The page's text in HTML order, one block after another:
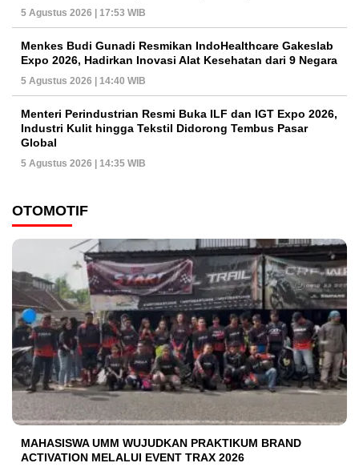
5 Agustus 2026 | 17:53 WIB
Menkes Budi Gunadi Resmikan IndoHealthcare Gakeslab
Expo 2026, Hadirkan Inovasi Alat Kesehatan dari 9 Negara
5 Agustus 2026 | 14:40 WIB
Menteri Perindustrian Resmi Buka ILF dan IGT Expo 2026,
Industri Kulit hingga Tekstil Didorong Tembus Pasar
Global
5 Agustus 2026 | 14:35 WIB
OTOMOTIF
MAHASISWA UMM WUJUDKAN PRAKTIKUM BRAND
ACTIVATION MELALUI EVENT TRAX 2026